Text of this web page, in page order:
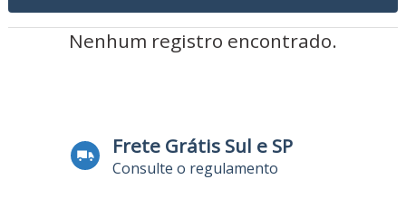
Nenhum registro encontrado.
Frete Grátis Sul e SP
Consulte o regulamento